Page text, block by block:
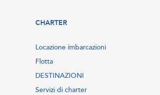
CHARTER
Locazione imbarcazioni
Flotta
DESTINAZIONI
Servizi di charter